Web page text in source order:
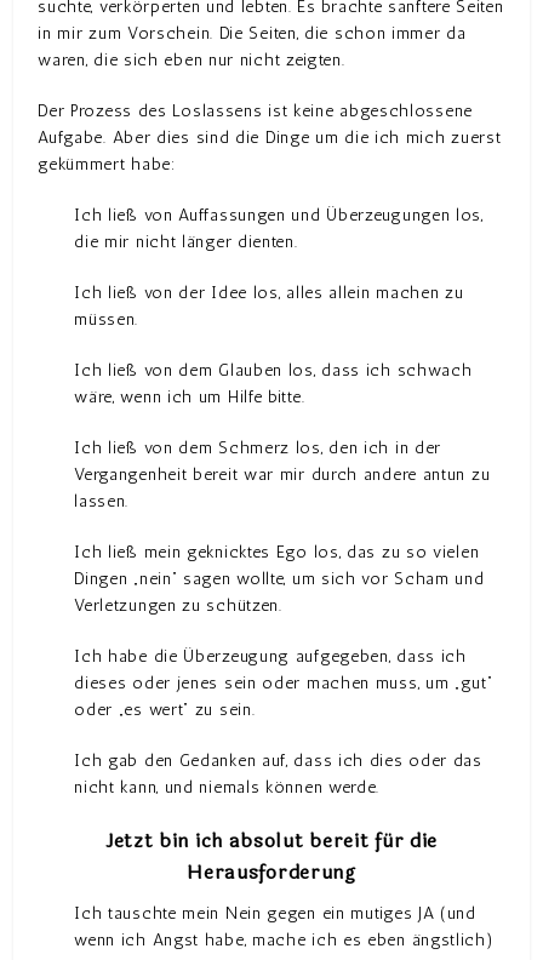
suchte, verkörperten und lebten. Es brachte sanftere Seiten
in mir zum Vorschein. Die Seiten, die schon immer da
waren, die sich eben nur nicht zeigten.
Der Prozess des Loslassens ist keine abgeschlossene
Aufgabe. Aber dies sind die Dinge um die ich mich zuerst
gekümmert habe:
Ich ließ von Auffassungen und Überzeugungen los,
die mir nicht länger dienten.
Ich ließ von der Idee los, alles allein machen zu
müssen.
Ich ließ von dem Glauben los, dass ich schwach
wäre, wenn ich um Hilfe bitte.
Ich ließ von dem Schmerz los, den ich in der
Vergangenheit bereit war mir durch andere antun zu
lassen.
Ich ließ mein geknicktes Ego los, das zu so vielen
Dingen „nein“ sagen wollte, um sich vor Scham und
Verletzungen zu schützen.
Ich habe die Überzeugung aufgegeben, dass ich
dieses oder jenes sein oder machen muss, um „gut“
oder „es wert“ zu sein.
Ich gab den Gedanken auf, dass ich dies oder das
nicht kann, und niemals können werde.
Jetzt bin ich absolut bereit für die
Herausforderung
Ich tauschte mein Nein gegen ein mutiges JA (und
wenn ich Angst habe, mache ich es eben ängstlich)